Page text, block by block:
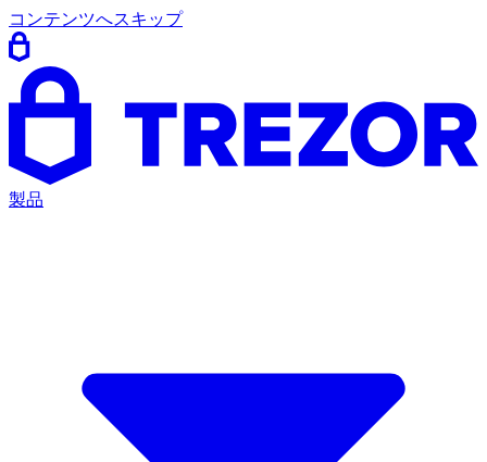
コンテンツへスキップ
製品